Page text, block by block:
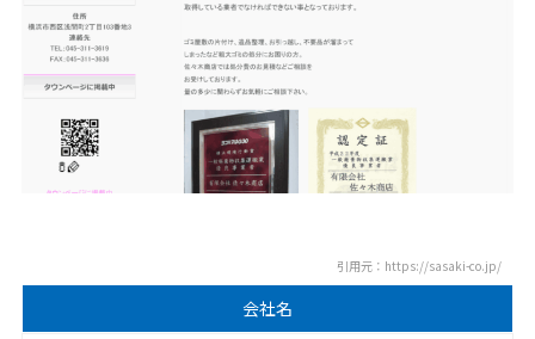
引用元：https://sasaki-co.jp/
会社名